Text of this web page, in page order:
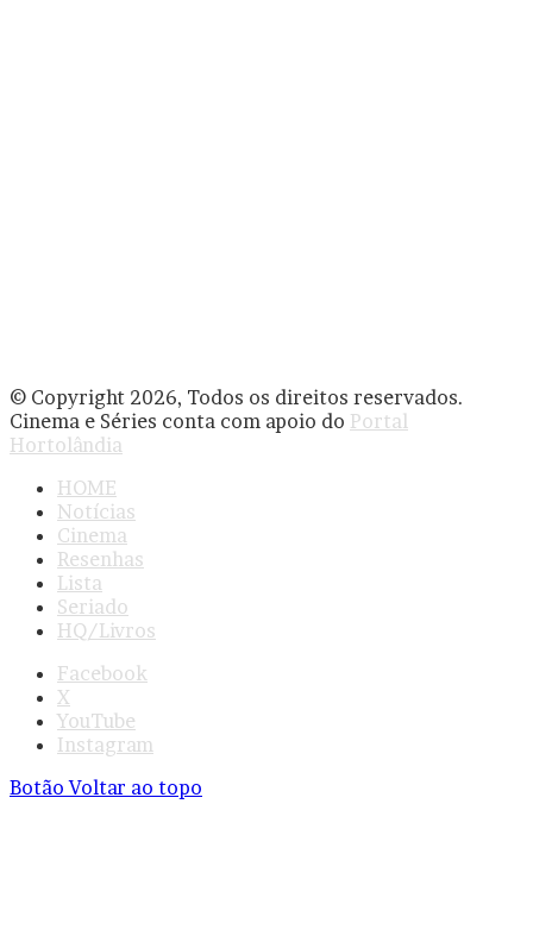
© Copyright 2026, Todos os direitos reservados.
Cinema e Séries conta com apoio do Portal
Hortolândia
HOME
Notícias
Cinema
Resenhas
Lista
Seriado
HQ/Livros
Facebook
X
YouTube
Instagram
Botão Voltar ao topo